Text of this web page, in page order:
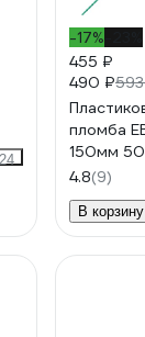
-17%
455 ₽
490 ₽
пломба
150мм
4.8(9)
В корзину